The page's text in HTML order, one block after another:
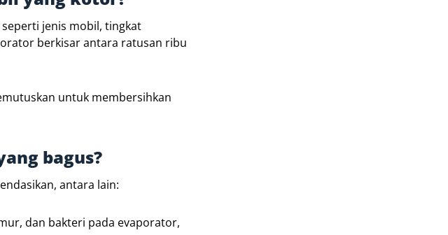
jenis mobil, tingkat
berkisar antara ratusan ribu
untuk membersihkan
bagus?
antara lain:
dan bakteri pada evaporator,